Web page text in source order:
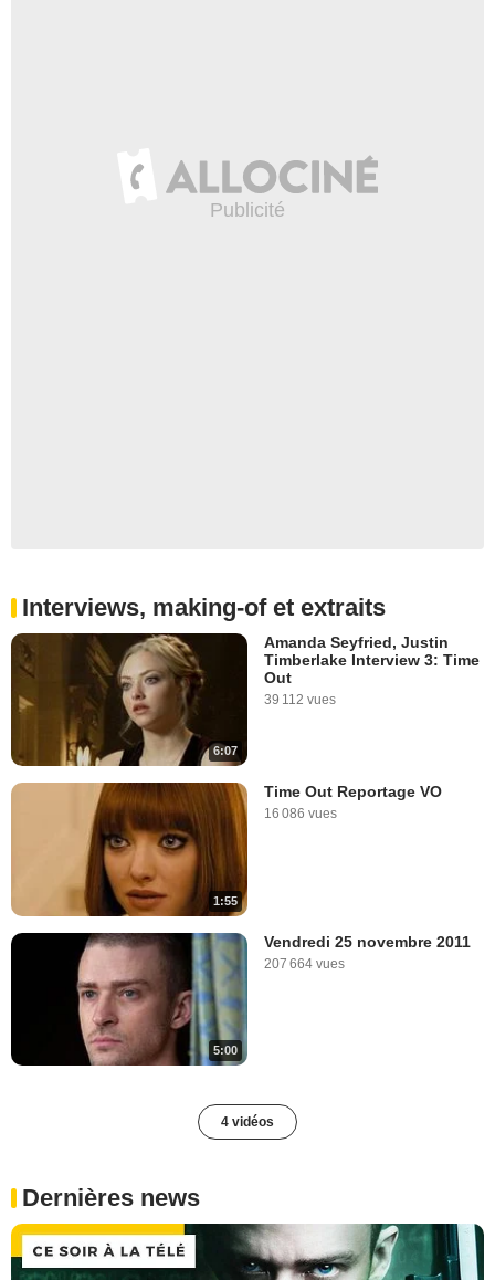
Interviews, making-of et extraits
6:07
Amanda Seyfried, Justin
Timberlake Interview 3: Time
Out
39 112 vues
1:55
Time Out Reportage VO
16 086 vues
5:00
Vendredi 25 novembre 2011
207 664 vues
4 vidéos
Dernières news